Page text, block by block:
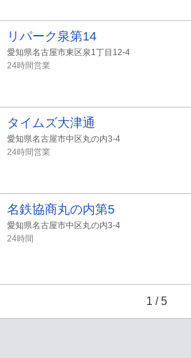
リパーク泉第14
愛知県名古屋市東区泉1丁目12-4
24時間営業
タイムズ大津通
愛知県名古屋市中区丸の内3-4
24時間営業
名鉄協商丸の内第5
愛知県名古屋市中区丸の内3-4
24時間
1 / 5